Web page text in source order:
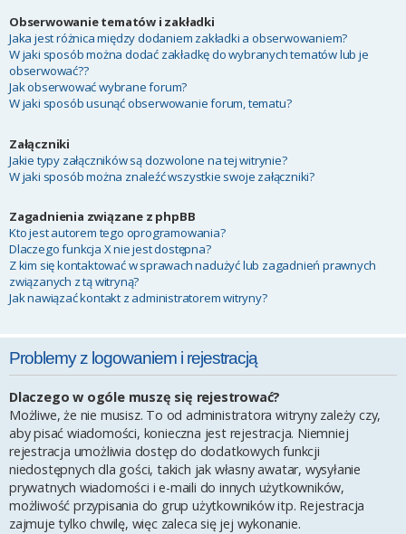
Obserwowanie tematów i zakładki
Jaka jest różnica między dodaniem zakładki a obserwowaniem?
W jaki sposób można dodać zakładkę do wybranych tematów lub je
obserwować??
Jak obserwować wybrane forum?
W jaki sposób usunąć obserwowanie forum, tematu?
Załączniki
Jakie typy załączników są dozwolone na tej witrynie?
W jaki sposób można znaleźć wszystkie swoje załączniki?
Zagadnienia związane z phpBB
Kto jest autorem tego oprogramowania?
Dlaczego funkcja X nie jest dostępna?
Z kim się kontaktować w sprawach nadużyć lub zagadnień prawnych
związanych z tą witryną?
Jak nawiązać kontakt z administratorem witryny?
Problemy z logowaniem i rejestracją
Dlaczego w ogóle muszę się rejestrować?
Możliwe, że nie musisz. To od administratora witryny zależy czy,
aby pisać wiadomości, konieczna jest rejestracja. Niemniej
rejestracja umożliwia dostęp do dodatkowych funkcji
niedostępnych dla gości, takich jak własny awatar, wysyłanie
prywatnych wiadomości i e-maili do innych użytkowników,
możliwość przypisania do grup użytkowników itp. Rejestracja
zajmuje tylko chwilę, więc zaleca się jej wykonanie.